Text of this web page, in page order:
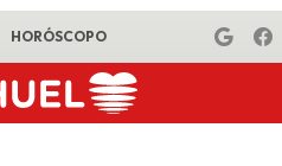
HORÓSCOPO